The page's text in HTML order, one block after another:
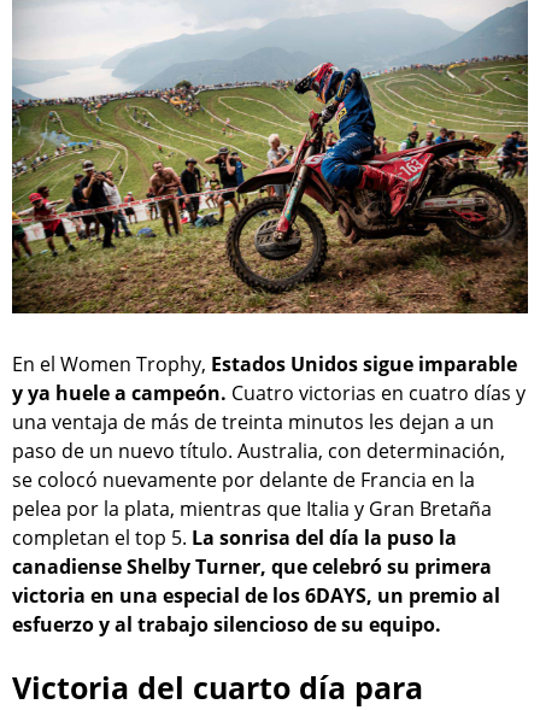
En el Women Trophy, Estados Unidos sigue imparable
y ya huele a campeón. Cuatro victorias en cuatro días y
una ventaja de más de treinta minutos les dejan a un
paso de un nuevo título. Australia, con determinación,
se colocó nuevamente por delante de Francia en la
pelea por la plata, mientras que Italia y Gran Bretaña
completan el top 5. La sonrisa del día la puso la
canadiense Shelby Turner, que celebró su primera
victoria en una especial de los 6DAYS, un premio al
esfuerzo y al trabajo silencioso de su equipo.
Victoria del cuarto día para